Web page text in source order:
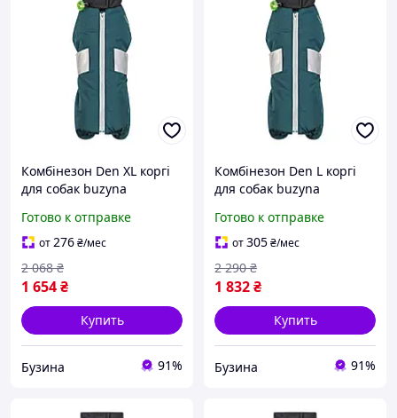
Комбінезон Den XL коргі
для собак buzyna
Готово к отправке
от276₴/мес
1 654₴
2 068 ₴
Купить
Бузина 91%
Комбінезон Den L коргі
для собак buzyna
Готово к отправке
от305₴/мес
1 832₴
2 290 ₴
Купить
Бузина 91%